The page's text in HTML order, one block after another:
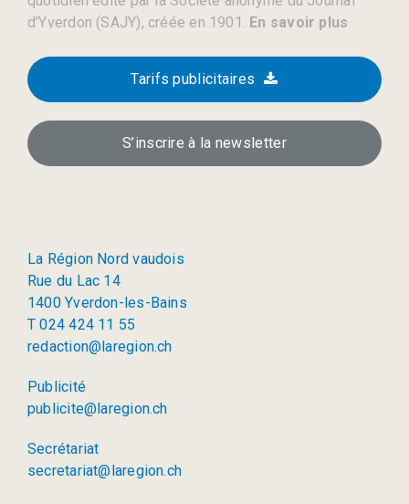
d’Yverdon (SAJY), créée en 1901. En savoir plus
Tarifs publicitaires
S’inscrire à la newsletter
La Région Nord vaudois
Rue du Lac 14
1400 Yverdon-les-Bains
T 024 424 11 55
redaction@laregion.ch
Publicité
publicite@laregion.ch
Secrétariat
secretariat@laregion.ch